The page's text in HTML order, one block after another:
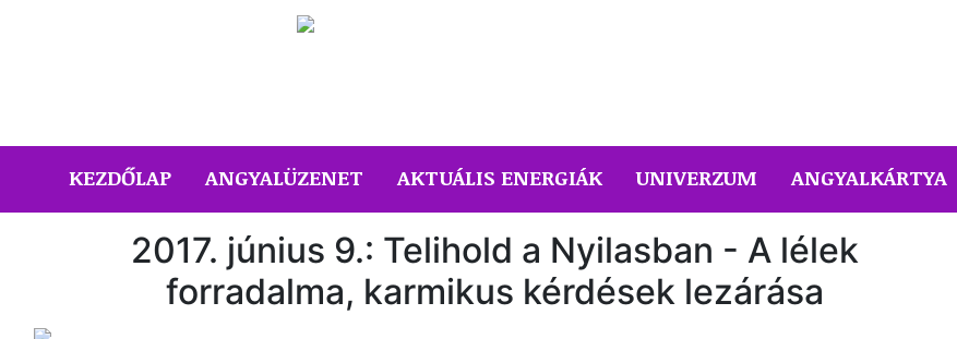
KEZDŐLAP(CURRENT)
ANGYALÜZENET AKTUÁLIS ENERGIÁK UNIVERZUM ANGYALKÁRTYA
2017. június 9.: Telihold a Nyilasban - A lélek
forradalma, karmikus kérdések lezárása